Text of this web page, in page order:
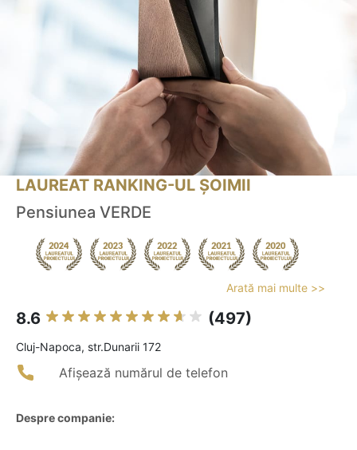
LAUREAT RANKING-UL ȘOIMII
Pensiunea VERDE
Arată mai multe >>
8.6 (497)
Cluj-Napoca, str.Dunarii 172
Afișează numărul de telefon
Despre companie: